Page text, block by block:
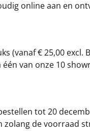
online aan en
(vanaf € 25,00
van onze 10
tot 20
zolang de voorraad